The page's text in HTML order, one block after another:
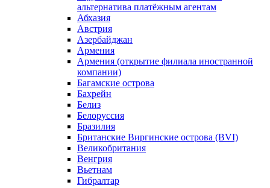
альтернатива платёжным агентам
Абхазия
Австрия
Азербайджан
Армения
Армения (открытие филиала иностранной
компании)
Багамские острова
Бахрейн
Белиз
Белоруссия
Бразилия
Британские Виргинские острова (BVI)
Великобритания
Венгрия
Вьетнам
Гибралтар